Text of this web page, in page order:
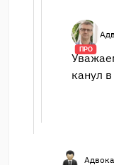
ПРО
канул